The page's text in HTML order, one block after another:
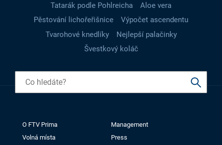
Tatarák podle Pohlreicha
Aloe vera
Pěstování lichořeřišnice
Výpočet ascendentu
Tvarohové knedlíky
Nejlepší palačinky
Švestkový koláč
O FTV Prima
Management
Volná místa
Press